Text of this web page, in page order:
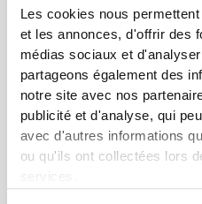
Les cookies nous
et les annonces, d'offrir des
médias sociaux et
partageons également des
notre site avec nos
publicité et d'analyse, qui
avec d'autres informations
ou qu'ils ont collectées lors
services.
telle est la devise.